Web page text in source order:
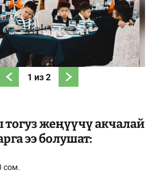
1 из2
жеңүүчү акчалай
ээ болушат:
сом.